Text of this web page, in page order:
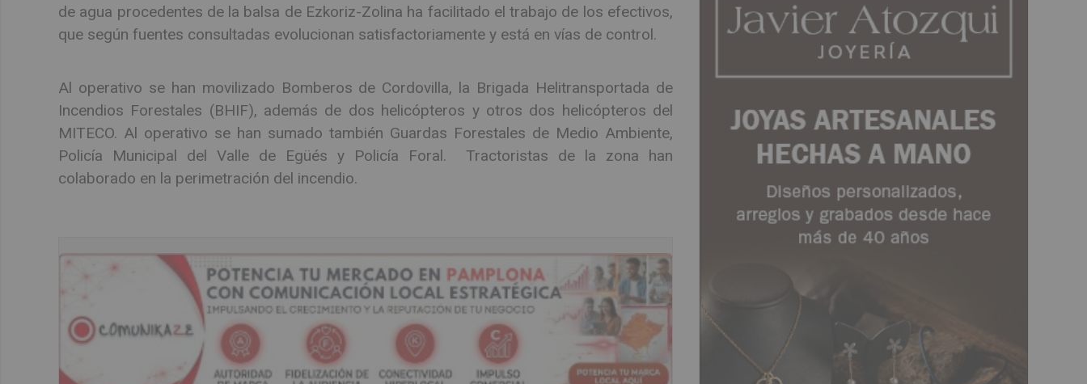
de agua procedentes de la balsa de Ezkoriz-Zolina ha facilitado el trabajo de los efectivos,
que según fuentes consultadas evolucionan satisfactoriamente y está en vías de control.
Al operativo se han movilizado Bomberos de Cordovilla, la Brigada Helitransportada de
Incendios Forestales (BHIF), además de dos helicópteros y otros dos helicópteros del
MITECO. Al operativo se han sumado también Guardas Forestales de Medio Ambiente,
Policía Municipal del Valle de Egüés y Policía Foral. Tractoristas de la zona han
colaborado en la perimetración del incendio.